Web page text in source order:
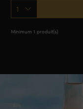
1
Minimum 1 produit(s)